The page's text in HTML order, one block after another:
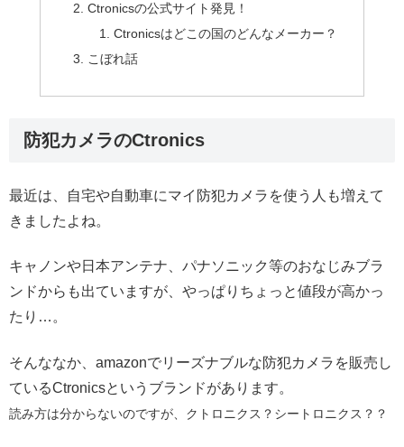
Ctronicsの公式サイト発見！
Ctronicsはどこの国のどんなメーカー？
こぼれ話
防犯カメラのCtronics
最近は、自宅や自動車にマイ防犯カメラを使う人も増えて
きましたよね。
キャノンや日本アンテナ、パナソニック等のおなじみブラ
ンドからも出ていますが、やっぱりちょっと値段が高かっ
たり…。
そんななか、amazonでリーズナブルな防犯カメラを販売し
ているCtronicsというブランドがあります。
読み方は分からないのですが、クトロニクス？シートロニクス？？